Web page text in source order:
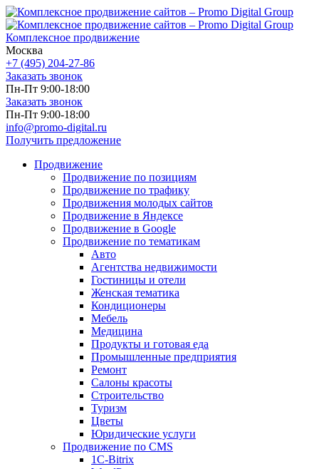
Комплексное продвижение
Москва
+7 (495) 204-27-86
Заказать звонок
Пн-Пт 9:00-18:00
Заказать звонок
Пн-Пт 9:00-18:00
info@promo-digital.ru
Получить предложение
Продвижение
Продвижение по позициям
Продвижение по трафику
Продвижения молодых сайтов
Продвижение в Яндексе
Продвижение в Google
Продвижение по тематикам
Авто
Агентства недвижимости
Гостиницы и отели
Женская тематика
Кондиционеры
Мебель
Медицина
Продукты и готовая еда
Промышленные предприятия
Ремонт
Салоны красоты
Строительство
Туризм
Цветы
Юридические услуги
Продвижение по CMS
1C-Bitrix